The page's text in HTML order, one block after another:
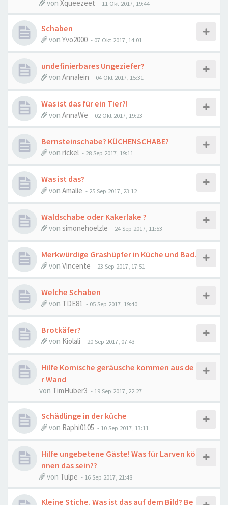
von Xqueezeet - 11 Okt 2017, 19:44
Schaben
von Yvo2000 - 07 Okt 2017, 14:01
undefinierbares Ungeziefer?
von Annalein - 04 Okt 2017, 15:31
Was ist das für ein Tier?!
von AnnaWe - 02 Okt 2017, 19:23
Bernsteinschabe? KÜCHENSCHABE?
von rickel - 28 Sep 2017, 19:11
Was ist das?
von Amalie - 25 Sep 2017, 23:12
Waldschabe oder Kakerlake ?
von simonehoelzle - 24 Sep 2017, 11:53
Merkwürdige Grashüpfer in Küche und Bad.
von Vincente - 23 Sep 2017, 17:51
Welche Schaben
von TDE81 - 05 Sep 2017, 19:40
Brotkäfer?
von Kiolali - 20 Sep 2017, 07:43
Hilfe Komische geräusche kommen aus de
r Wand
von TimHuber3 - 19 Sep 2017, 22:27
Schädlinge in der küche
von Raphi0105 - 10 Sep 2017, 13:11
Hilfe ungebetene Gäste! Was für Larven kö
nnen das sein??
von Tulpe - 16 Sep 2017, 21:48
Kleine Stiche. Was ist das auf dem Bild? Be